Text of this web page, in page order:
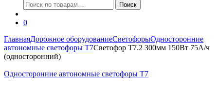
Искать:
Поиск
0
ГлавнаяДорожное оборудованиеСветофорыОдносторонние
автономные светофоры Т7Светофор Т7.2 300мм 150Вт 75А/ч
(односторонний)
Односторонние автономные светофоры Т7